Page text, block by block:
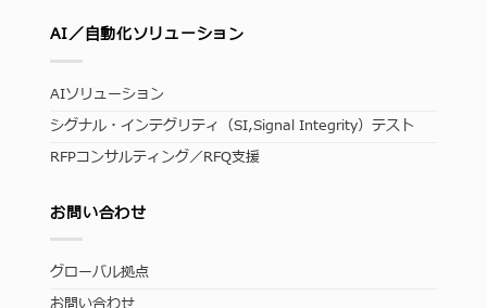
AI／自動化ソリューション
AIソリューション
シグナル・インテグリティ（SI,Signal Integrity）テスト
RFPコンサルティング／RFQ支援
お問い合わせ
グローバル拠点